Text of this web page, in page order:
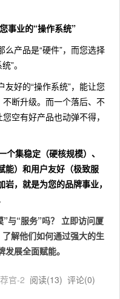
事业的“操作系统”
产品是“硬件”，而您选择
”。
好的“操作系统”，能让您
不断升级。而一个落后、不
空有好产品也动弹不得，
个集稳定（硬核规模）、
能）和用户友好（极致服
，就是为您的品牌事业，
与“服务”吗？ 立即访问厦
解他们如何通过强大的生
展全面赋能。
官-2 阅读(13) 评论(0)